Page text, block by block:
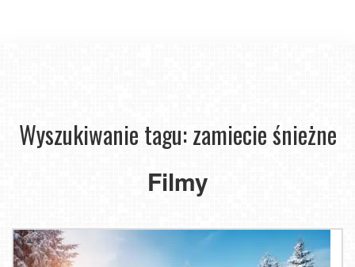
Wyszukiwanie tagu: zamiecie śnieżne
Filmy